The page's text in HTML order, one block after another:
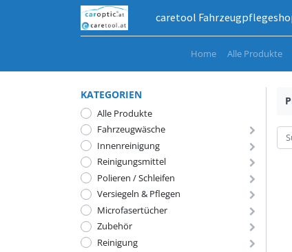
caretool
Home Alle Produkte
KATEGORIEN
Alle Produkte
Fahrzeugwäsche
Innenreinigung
Reinigungsmittel
Polieren / Schleifen
Versiegeln & Pflegen
Microfasertücher
Zubehör
Reinigung